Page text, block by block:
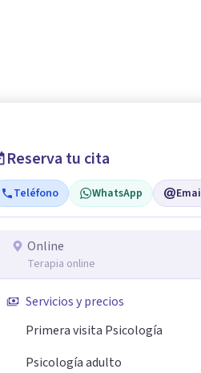
Reserva tu cita
Teléfono WhatsApp
Online
Terapia online
Servicios y precios
Primera visita Psicología
Psicología adulto